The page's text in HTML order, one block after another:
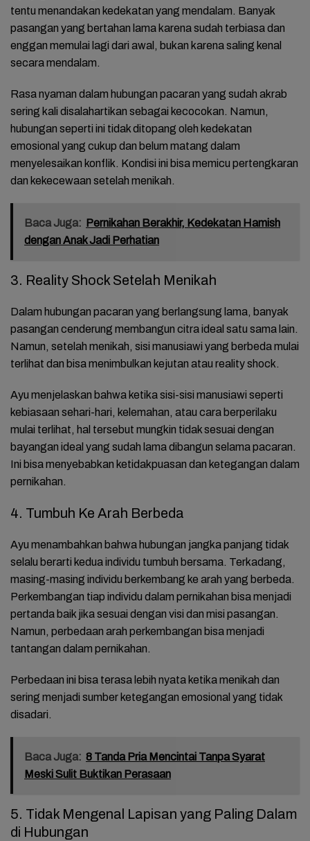
tentu menandakan kedekatan yang mendalam. Banyak
pasangan yang bertahan lama karena sudah terbiasa dan
enggan memulai lagi dari awal, bukan karena saling kenal
secara mendalam.
Rasa nyaman dalam hubungan pacaran yang sudah akrab
sering kali disalahartikan sebagai kecocokan. Namun,
hubungan seperti ini tidak ditopang oleh kedekatan
emosional yang cukup dan belum matang dalam
menyelesaikan konflik. Kondisi ini bisa memicu pertengkaran
dan kekecewaan setelah menikah.
Baca Juga: Pernikahan Berakhir, Kedekatan Hamish
dengan Anak Jadi Perhatian
3. Reality Shock Setelah Menikah
Dalam hubungan pacaran yang berlangsung lama, banyak
pasangan cenderung membangun citra ideal satu sama lain.
Namun, setelah menikah, sisi manusiawi yang berbeda mulai
terlihat dan bisa menimbulkan kejutan atau reality shock.
Ayu menjelaskan bahwa ketika sisi-sisi manusiawi seperti
kebiasaan sehari-hari, kelemahan, atau cara berperilaku
mulai terlihat, hal tersebut mungkin tidak sesuai dengan
bayangan ideal yang sudah lama dibangun selama pacaran.
Ini bisa menyebabkan ketidakpuasan dan ketegangan dalam
pernikahan.
4. Tumbuh Ke Arah Berbeda
Ayu menambahkan bahwa hubungan jangka panjang tidak
selalu berarti kedua individu tumbuh bersama. Terkadang,
masing-masing individu berkembang ke arah yang berbeda.
Perkembangan tiap individu dalam pernikahan bisa menjadi
pertanda baik jika sesuai dengan visi dan misi pasangan.
Namun, perbedaan arah perkembangan bisa menjadi
tantangan dalam pernikahan.
Perbedaan ini bisa terasa lebih nyata ketika menikah dan
sering menjadi sumber ketegangan emosional yang tidak
disadari.
Baca Juga: 8 Tanda Pria Mencintai Tanpa Syarat
Meski Sulit Buktikan Perasaan
5. Tidak Mengenal Lapisan yang Paling Dalam
di Hubungan